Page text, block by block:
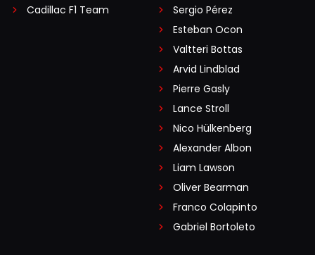
Cadillac F1 Team
Sergio Pérez
Esteban Ocon
Valtteri Bottas
Arvid Lindblad
Pierre Gasly
Lance Stroll
Nico Hülkenberg
Alexander Albon
Liam Lawson
Oliver Bearman
Franco Colapinto
Gabriel Bortoleto